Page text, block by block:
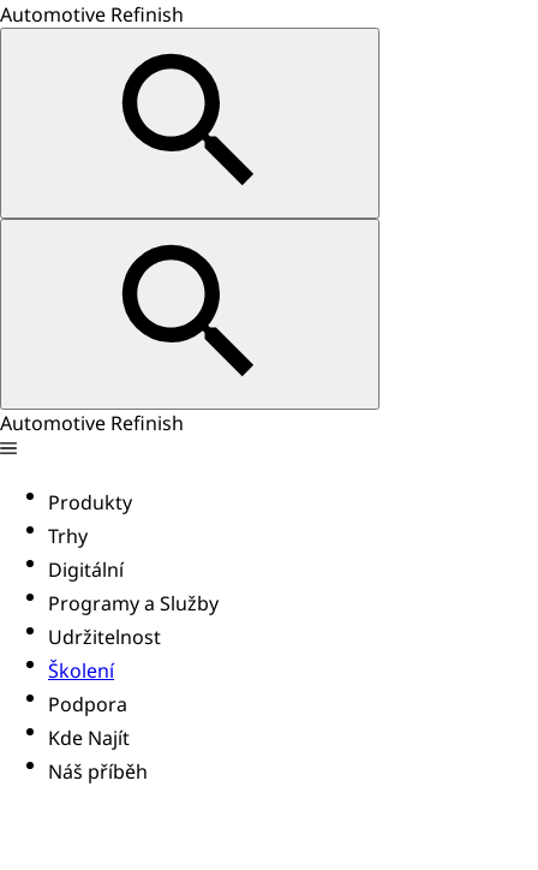
Automotive Refinish
Automotive Refinish
Produkty
Trhy
Digitální
Programy a Služby
Udržitelnost
Školení
Podpora
Kde Najít
Náš příběh